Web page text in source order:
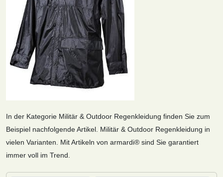
In der Kategorie Militär & Outdoor Regenkleidung finden Sie zum
Beispiel nachfolgende Artikel. Militär & Outdoor Regenkleidung in
vielen Varianten. Mit Artikeln von armardi® sind Sie garantiert
immer voll im Trend.